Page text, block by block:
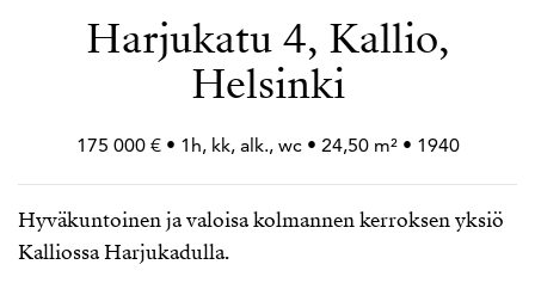
Harjukatu 4, Kallio,
Helsinki
175 000 € • 1h, kk, alk., wc • 24,50 m² • 1940
Hyväkuntoinen ja valoisa kolmannen kerroksen yksiö
Kalliossa Harjukadulla.